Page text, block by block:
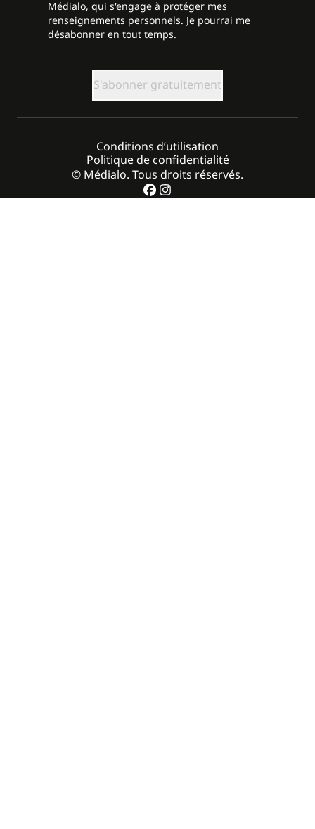
Médialo, qui s'engage à protéger mes
renseignements personnels. Je pourrai me
désabonner en tout temps.
© Médialo. Tous droits réservés.
Conditions d’utilisation
Politique de confidentialité